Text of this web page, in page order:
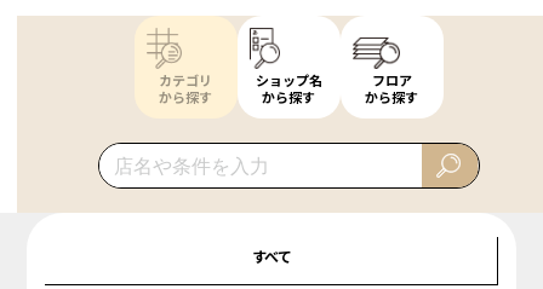
カテゴリ
から探す
ショップ名
から探す
フロア
から探す
すべて